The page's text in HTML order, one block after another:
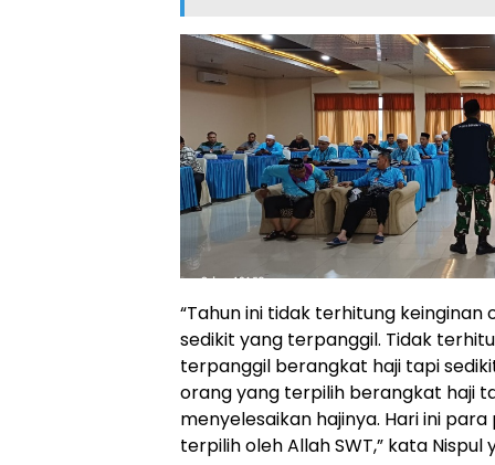
“Tahun ini tidak terhitung
sedikit yang terpanggil. Tidak
terpanggil berangkat haji tapi
orang yang terpilih berangkat haji
menyelesaikan hajinya. Hari ini
terpilih oleh Allah SWT,” kata Nispul